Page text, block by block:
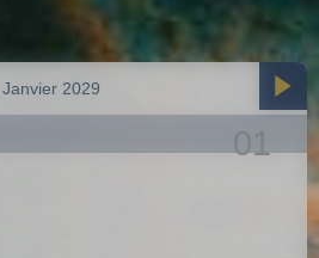
Janvier 2029
01